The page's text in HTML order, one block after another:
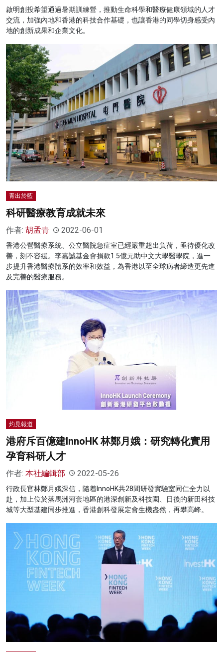
啟明創投希望通過暑期訓練營，推動生命科學和醫療健康領域的人才
交流，加強內地和香港的科技合作基礎，也讓香港的同學切身感受內
地的創新成果和企業文化。
青出於藍
科研醫療教育成就未來
作者: 胡孟青 2022-06-01
香港公營醫療系統、公立醫院急症室已經嚴重超出負荷，亟待優化改
善，刻不容緩。李嘉誠基金會捐款1.5億元助中文大學醫學院，進一
步提升香港醫療體系的效率和效益，為香港以至全球病者締造更先進
及完善的醫療服務。
灼見報道
港府斥百億建InnoHK 林鄭月娥：研究轉化實用
孕育科研人才
作者: 本社編輯部 2022-05-26
行政長官林鄭月娥深信，隨着InnoHK共28間研發實驗室同仁全力以
赴，加上位於落馬洲河套地區的港深創新及科技園、日後的新田科技
城等大型基建同步推進，香港創科發展定會生機盎然，再攀高峰。